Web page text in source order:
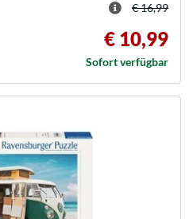
€ 16,99
€ 10,99
Sofort verfügbar